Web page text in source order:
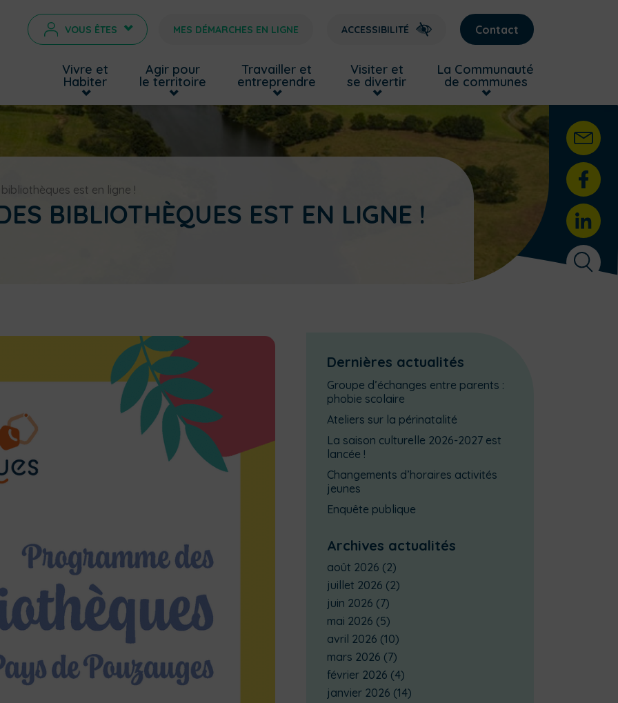
VOUS ÊTES > MES DÉMARCHES EN LIGNE ACCESSIBILITÉ Contact
Vivre et
Habiter
Agir pour
le territoire
Travailler et
entreprendre
Visiter et
se divertir
La Communauté
de communes
est en ligne !
BIBLIOTHÈQUES EST EN LIGNE !
Dernières actualités
Groupe d’échanges entre parents :
phobie scolaire
Ateliers sur la périnatalité
La saison culturelle 2026-2027 est
lancée !
Changements d’horaires activités
jeunes
Enquête publique
Archives actualités
août 2026 (2)
juillet 2026 (2)
juin 2026 (7)
mai 2026 (5)
avril 2026 (10)
mars 2026 (7)
février 2026 (4)
janvier 2026 (14)